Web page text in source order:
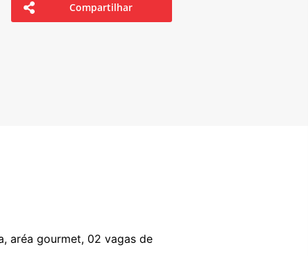
Compartilhar
aréa gourmet, 02 vagas de